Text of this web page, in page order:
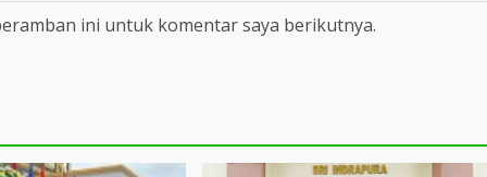
ini untuk komentar saya berikutnya.